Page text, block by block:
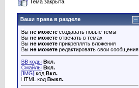
Тема закрыта
Ваши права в разделе
Вы не можете создавать новые темы
Вы не можете отвечать в темах
Вы не можете прикреплять вложения
Вы не можете редактировать свои сообщения
BB коды Вкл.
Смайлы Вкл.
[IMG] код Вкл.
HTML код Выкл.